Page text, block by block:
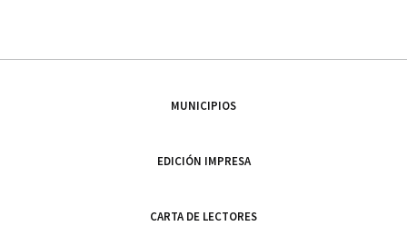
MUNICIPIOS
EDICIÓN IMPRESA
CARTA DE LECTORES